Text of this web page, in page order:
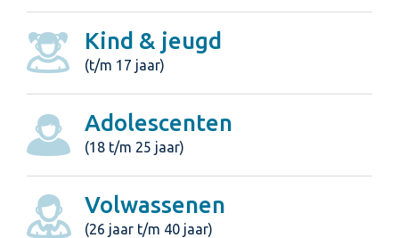
Kind & jeugd
(t/m 17 jaar)
Adolescenten
(18 t/m 25 jaar)
Volwassenen
(26 jaar t/m 40 jaar)